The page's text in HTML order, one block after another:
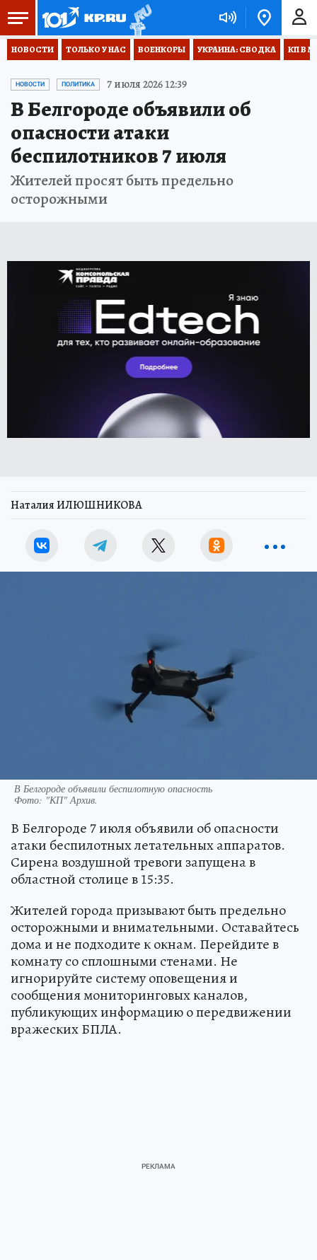
НОВОСТИ ТОЛЬКО У НАС ВОЕНКОРЫ УКРАИНА: СВОДКА КП В
НОВОСТИ ПОЛИТИКА 7 июля 2026 12:39
В Белгороде объявили об
опасности атаки
беспилотников 7 июля
Жителей просят быть предельно
осторожными
Наталия ИЛЮШНИКОВА
В Белгороде объявили беспилотную опасность
Фото: "КП" Архив.
В Белгороде 7 июля объявили об опасности
атаки беспилотных летательных аппаратов.
Сирена воздушной тревоги запущена в
областной столице в 15:35.
Жителей города призывают быть предельно
осторожными и внимательными. Оставайтесь
дома и не подходите к окнам. Перейдите в
комнату со сплошными стенами. Не
игнорируйте систему оповещения и
сообщения мониторинговых каналов,
публикующих информацию о передвижении
вражеских БПЛА.